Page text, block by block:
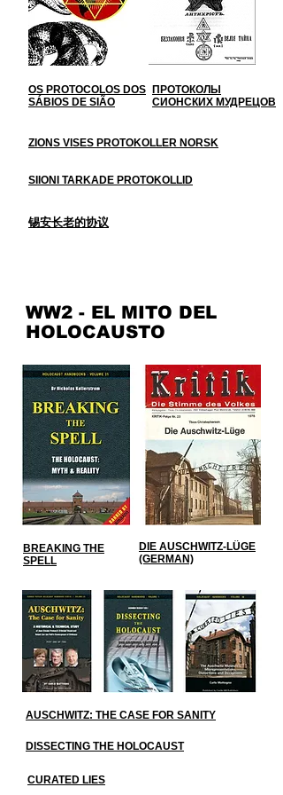
OS PROTOCOLOS DOS
SÁBIOS DE SIÃO
ПРОТОКОЛЫ
СИОНСКИХ МУДРЕЦОВ
ZIONS VISES PROTOKOLLER NORSK
SIIONI TARKADE PROTOKOLLID
锡安长老的协议
WW2 - EL MITO DEL
HOLOCAUSTO
BREAKING THE
SPELL
DIE AUSCHWITZ-LÜGE
(GERMAN)
AUSCHWITZ: THE CASE FOR SANITY
DISSECTING THE HOLOCAUST
CURATED LIES